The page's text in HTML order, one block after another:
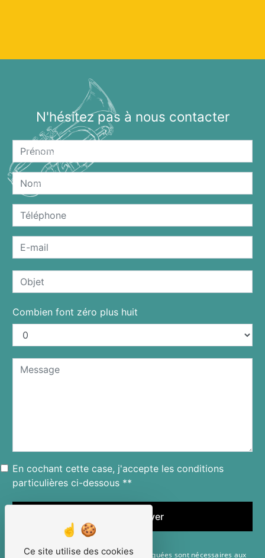
N'hésitez pas à nous contacter
Combien font zéro plus huit
En cochant cette case, j'accepte les conditions
particulières ci-dessous **
Envoyer
** Les données personnelles communiquées sont nécessaires aux
Ce site utilise des cookies